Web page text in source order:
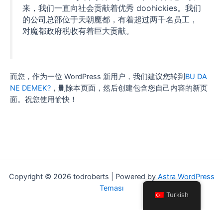
来，我们一直向社会贡献着优秀 doohickies。我们
的公司总部位于天朝魔都，有着超过两千名员工，
对魔都政府税收有着巨大贡献。
而您，作为一位 WordPress 新用户，我们建议您转到 BU DA
NE DEMEK? ，删除本页面，然后创建包含您自己内容的新页
面。祝您使用愉快！
Copyright © 2026 todroberts | Powered by Astra WordPress
Teması
Turkish